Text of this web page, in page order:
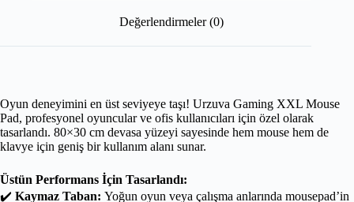
Değerlendirmeler (0)
Oyun deneyimini en üst seviyeye taşı! Urzuva Gaming XXL Mouse
Pad, profesyonel oyuncular ve ofis kullanıcıları için özel olarak
tasarlandı. 80×30 cm devasa yüzeyi sayesinde hem mouse hem de
klavye için geniş bir kullanım alanı sunar.
Üstün Performans İçin Tasarlandı:
✔️ Kaymaz Taban: Yoğun oyun veya çalışma anlarında mousepad’in